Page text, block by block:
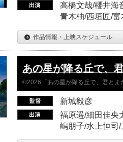
高橋文哉/櫻井海
青木柚/西垣匠/
作品情報・上映スケジュール
あの星が降る丘で、
©2026「あの星が降る丘で、君とま
新城毅彦
福原遥/細田佳央
嶋朋子/水上恒司